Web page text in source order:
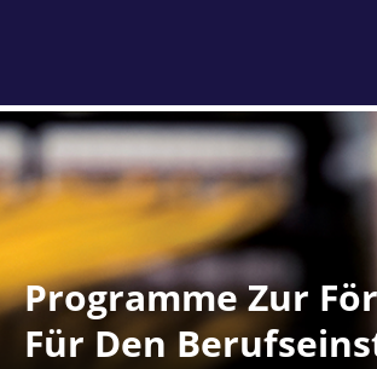
Programme Zur
Für Den